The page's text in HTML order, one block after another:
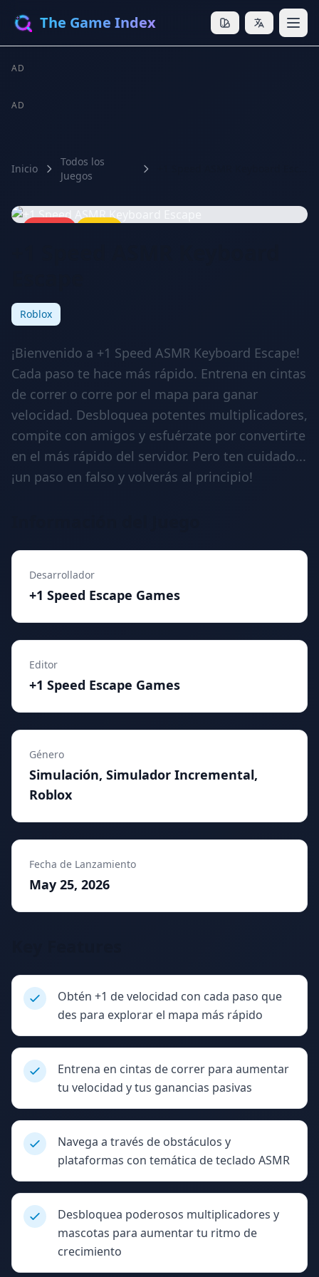
The Game Index
AD
AD
Inicio
Todos los
Juegos
Roblox
¡Bienvenido a +1 Speed ASMR Keyboard Escape!
Cada paso te hace más rápido. Entrena en cintas
de correr o corre por el mapa para ganar
velocidad. Desbloquea potentes multiplicadores,
compite con amigos y esfuérzate por convertirte
en el más rápido del servidor. Pero ten cuidado...
¡un paso en falso y volverás al principio!
Desarrollador
+1 Speed Escape Games
Editor
+1 Speed Escape Games
Género
Simulación, Simulador Incremental,
Roblox
Fecha de Lanzamiento
May 25, 2026
Obtén +1 de velocidad con cada paso que
des para explorar el mapa más rápido
Entrena en cintas de correr para aumentar
tu velocidad y tus ganancias pasivas
Navega a través de obstáculos y
plataformas con temática de teclado ASMR
Desbloquea poderosos multiplicadores y
mascotas para aumentar tu ritmo de
crecimiento